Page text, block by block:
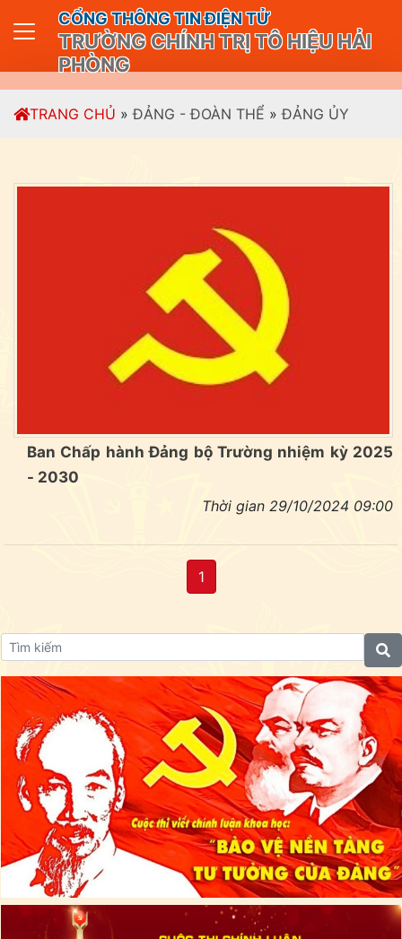
CỔNG THÔNG TIN ĐIỆN TỬ
TRƯỜNG CHÍNH TRỊ TÔ HIỆU HẢI
PHÒNG
TRANG CHỦ »ĐẢNG - ĐOÀN THỂ »ĐẢNG ỦY
Ban Chấp hành Đảng bộ Trường nhiệm kỳ 2025
- 2030
Thời gian 29/10/2024 09:00
1